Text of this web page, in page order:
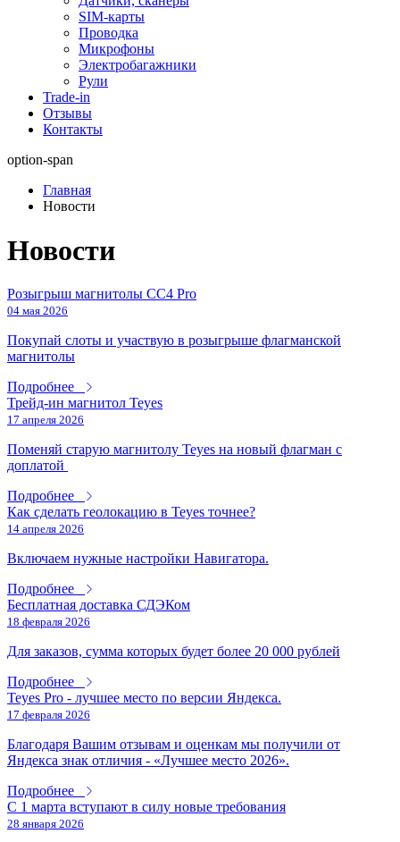
SIM-карты
Проводка
Микрофоны
Электробагажники
Рули
Trade-in
Отзывы
Контакты
option-span
Главная
Новости
Новости
Розыгрыш магнитолы СС4 Pro
04 мая 2026
Покупай слоты и участвую в розыгрыше флагманской
магнитолы
Подробнее
Трейд-ин магнитол Teyes
17 апреля 2026
Поменяй старую магнитолу Teyes на новый флагман с
доплатой
Подробнее
Как сделать геолокацию в Teyes точнее?
14 апреля 2026
Включаем нужные настройки Навигатора.
Подробнее
Бесплатная доставка СДЭКом
18 февраля 2026
Для заказов, сумма которых будет более 20 000 рублей
Подробнее
Teyes Pro - лучшее место по версии Яндекса.
17 февраля 2026
Благодаря Вашим отзывам и оценкам мы получили от
Яндекса знак отличия - «Лучшее место 2026».
Подробнее
С 1 марта вступают в силу новые требования
28 января 2026